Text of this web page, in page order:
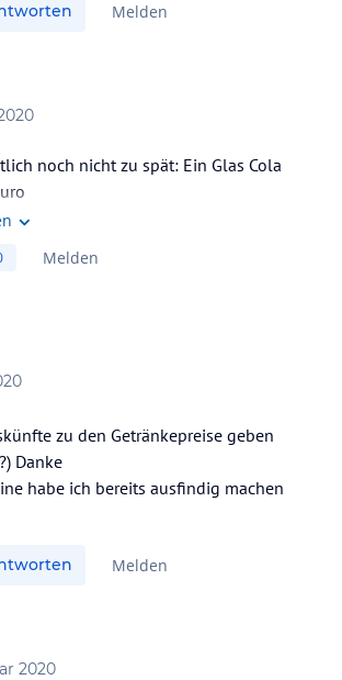
Melden
noch nicht zu spät: Ein Glas Cola
Melden
zu den Getränkepreise geben
Danke
habe ich bereits ausfindig machen
Melden
2020